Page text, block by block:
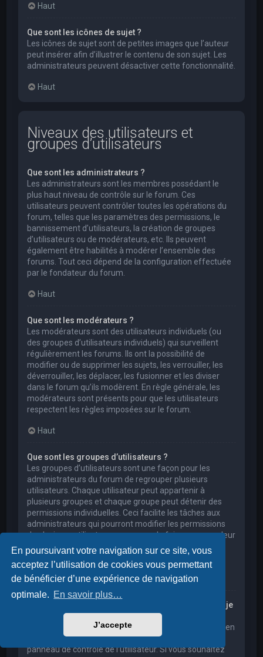
En poursuivant votre navigation sur ce site, vous
acceptez l’utilisation de cookies vous permettant
de bénéficier d’une expérience de navigation
optimale. En savoir plus…
J’accepte
Haut
Que sont les icônes de sujet ?
Les icônes de sujet sont de petites images que l’auteur
peut insérer afin d’illustrer le contenu de son sujet. Les
administrateurs peuvent désactiver cette fonctionnalité.
Haut
Niveaux des utilisateurs et
groupes d’utilisateurs
Que sont les administrateurs ?
Les administrateurs sont les membres possédant le
plus haut niveau de contrôle sur le forum. Ces
utilisateurs peuvent contrôler toutes les opérations du
forum, telles que les paramètres des permissions, le
bannissement d’utilisateurs, la création de groupes
d’utilisateurs ou de modérateurs, etc. Ils peuvent
également être habilités à modérer l’ensemble des
forums. Tout ceci dépend de la configuration effectuée
par le fondateur du forum.
Haut
Que sont les modérateurs ?
Les modérateurs sont des utilisateurs individuels (ou
des groupes d’utilisateurs individuels) qui surveillent
régulièrement les forums. Ils ont la possibilité de
modifier ou de supprimer les sujets, les verrouiller, les
déverrouiller, les déplacer, les fusionner et les diviser
dans le forum qu’ils modèrent. En règle générale, les
modérateurs sont présents pour que les utilisateurs
respectent les règles imposées sur le forum.
Haut
Que sont les groupes d’utilisateurs ?
Les groupes d’utilisateurs sont une façon pour les
administrateurs du forum de regrouper plusieurs
utilisateurs. Chaque utilisateur peut appartenir à
plusieurs groupes et chaque groupe peut détenir des
permissions individuelles. Ceci facilite les tâches aux
administrateurs qui pourront modifier les permissions
de plusieurs utilisateurs en une seule fois, ou encore leur
accorder des pouvoirs de modération, ou bien leur
donner accès à un forum privé.
Haut
Où sont les groupes d’utilisateurs et comment puis-je
en rejoindre un ?
Vous pouvez consulter tous les groupes d’utilisateurs en
cliquant sur le lien « Groupes d’utilisateurs » depuis le
panneau de contrôle de l’utilisateur. Si vous souhaitez